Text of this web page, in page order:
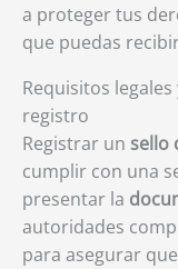
a proteger tus
que puedas
Requisitos
registro
Registrar un sello
cumplir con una
presentar la
autoridades
para asegurar